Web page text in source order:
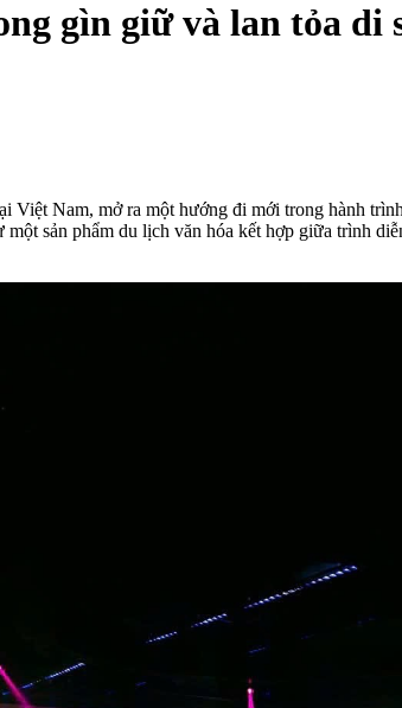
gìn giữ và lan tỏa di
Nam, mở ra một hướng đi mới trong hành
sản phẩm du lịch văn hóa kết hợp giữa trình